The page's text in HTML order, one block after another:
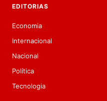
EDITORIAS
Economia
Internacional
Nacional
Política
Tecnologia